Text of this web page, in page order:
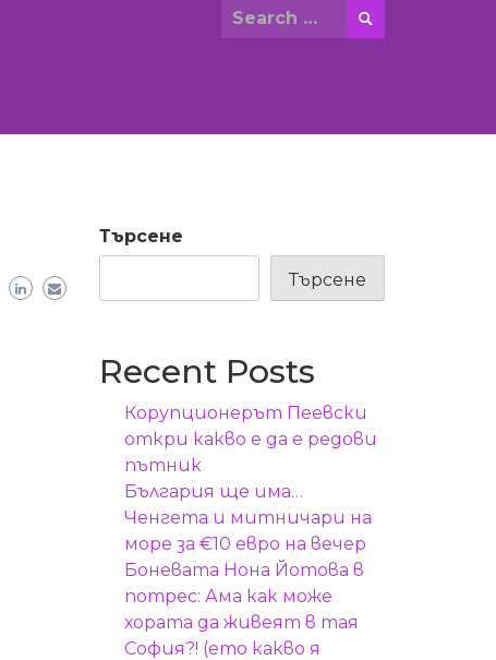
Search
Търсене
Търсене
Recent Posts
Корупционерът Пеевски
откри какво е да е редови
пътник
България ще има…
Ченгета и митничари на
море за €10 евро на вечер
Боневата Нона Йотова в
потрес: Ама как може
хората да живеят в тая
София?! (ето какво я